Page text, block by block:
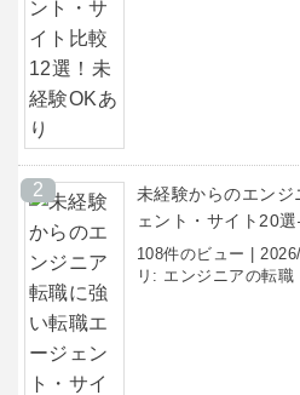
未経験からのエン
ェント・サイト20
108件のビュー |
リ: エンジニアの転職